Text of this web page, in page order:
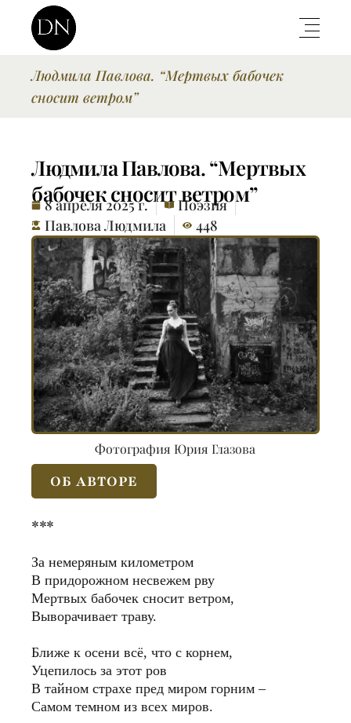
Людмила Павлова. “Мертвых бабочек
сносит ветром”
Людмила Павлова. “Мертвых
бабочек сносит ветром”
8 апреля 2025 г.
Поэзия
Павлова Людмила
448
Фотография Юрия Глазова
ОБ АВТОРЕ
***
За немеряным километром
В придорожном несвежем рву
Мертвых бабочек сносит ветром,
Выворачивает траву.
Ближе к осени всё, что с корнем,
Уцепилось за этот ров
В тайном страхе пред миром горним –
Самом темном из всех миров.